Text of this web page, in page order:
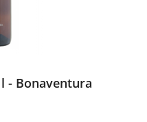
- Bonaventura